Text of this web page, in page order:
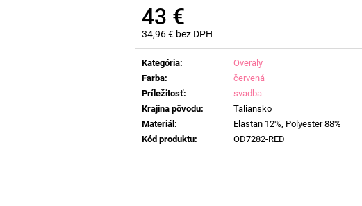
43 €
34,96 € bez DPH
Jednotková
cena:
Kategória:
Overaly
Farba:
červená
Príležitosť:
svadba
Krajina pôvodu:
Taliansko
Materiál:
Elastan 12%, Polyester 88%
Kód produktu: OD7282-RED